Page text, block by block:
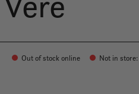
Out of stock online Not in store: